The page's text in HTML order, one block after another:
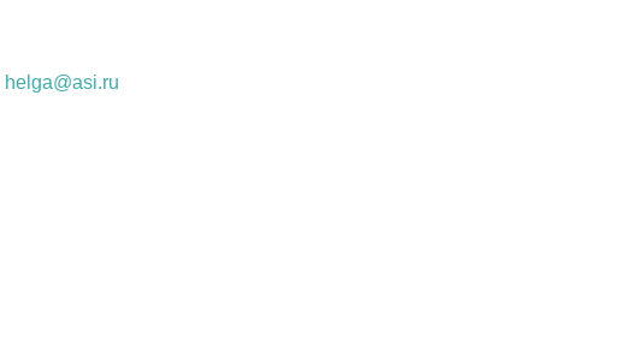
helga@asi.ru